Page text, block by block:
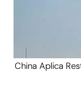
China Aplica